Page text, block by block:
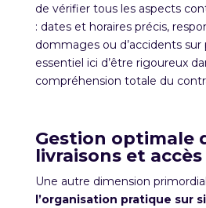
de vérifier tous les aspects
: dates et horaires précis,
dommages ou d’accidents sur
essentiel ici d’être rigoureux
compréhension totale du
Gestion optimale
livraisons et
Une autre dimension
l’organisation pratique sur